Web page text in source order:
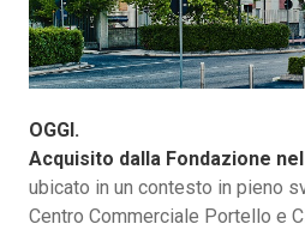
OGGI.
Acquisito dalla Fondazione
ubicato in un contesto in pieno
Centro Commerciale Portello e